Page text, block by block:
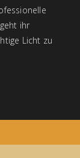
ihr
Licht zu